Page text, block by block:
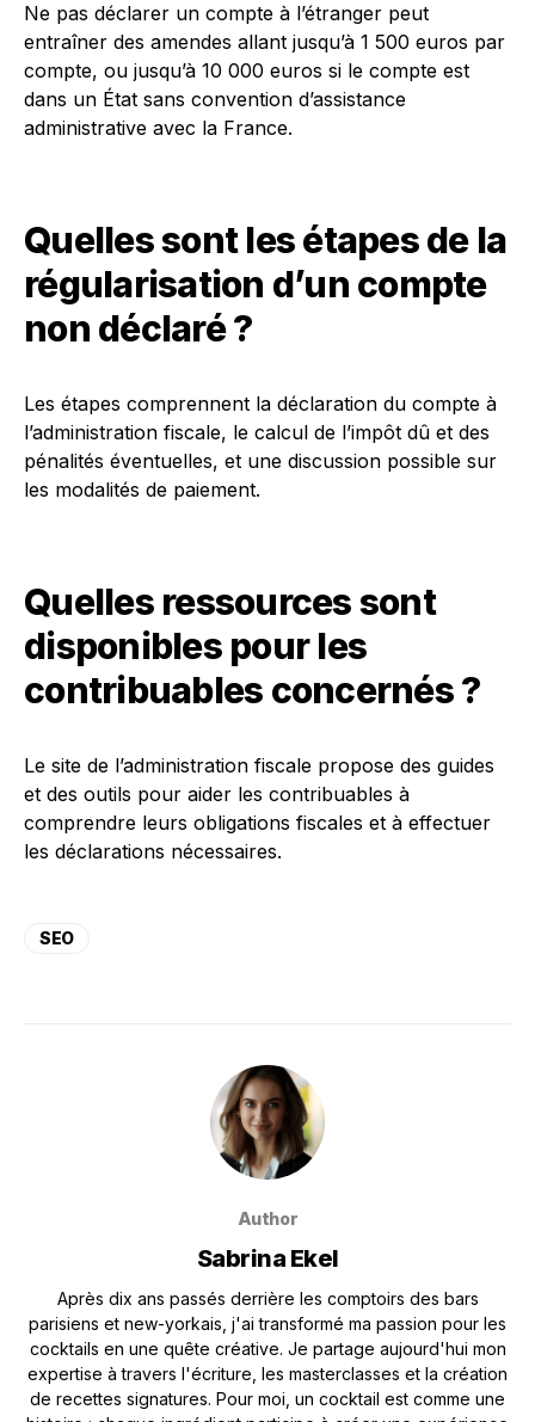
Ne pas déclarer un compte à l’étranger peut
entraîner des amendes allant jusqu’à 1 500 euros par
compte, ou jusqu’à 10 000 euros si le compte est
dans un État sans convention d’assistance
administrative avec la France.
Quelles sont les étapes de la
régularisation d’un compte
non déclaré ?
Les étapes comprennent la déclaration du compte à
l’administration fiscale, le calcul de l’impôt dû et des
pénalités éventuelles, et une discussion possible sur
les modalités de paiement.
Quelles ressources sont
disponibles pour les
contribuables concernés ?
Le site de l’administration fiscale propose des guides
et des outils pour aider les contribuables à
comprendre leurs obligations fiscales et à effectuer
les déclarations nécessaires.
SEO
Author
Sabrina Ekel
Après dix ans passés derrière les comptoirs des bars
parisiens et new-yorkais, j'ai transformé ma passion pour les
cocktails en une quête créative. Je partage aujourd'hui mon
expertise à travers l'écriture, les masterclasses et la création
de recettes signatures. Pour moi, un cocktail est comme une